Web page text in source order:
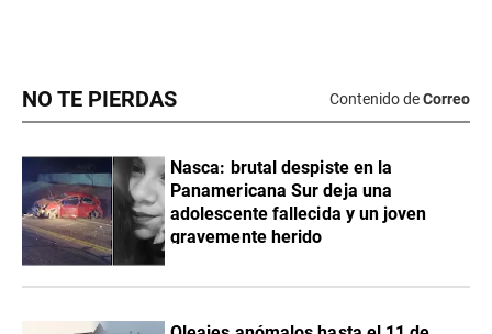
NO TE PIERDAS Contenido deCorreo
Nasca: brutal despiste en la
Panamericana Sur deja una
adolescente fallecida y un joven
gravemente herido